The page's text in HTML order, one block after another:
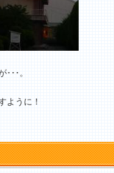
･･。
ように！